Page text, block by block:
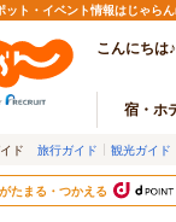
ット・イベント情報はじゃら
こんにちは
宿・ホ
ド 旅行ガイド 観光ガイド
たまる・つかえる